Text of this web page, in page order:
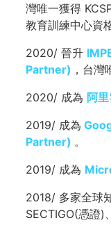
灣唯一獲得
教育訓練中心資格
2020/ 晉升
Partner) ，台灣
2020/ 成為 阿
2019/ 成為
Partner) 。
2019/ 成為
2018/ 多家全球
SECTIGO(憑證)